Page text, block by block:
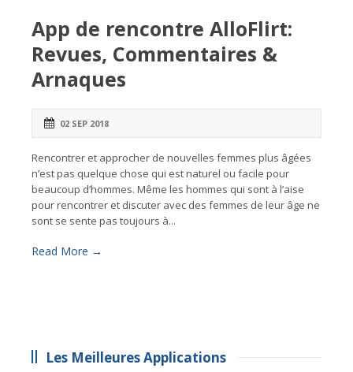
App de rencontre AlloFlirt:
Revues, Commentaires &
Arnaques
02 SEP 2018
Rencontrer et approcher de nouvelles femmes plus âgées
n’est pas quelque chose qui est naturel ou facile pour
beaucoup d’hommes. Même les hommes qui sont à l’aise
pour rencontrer et discuter avec des femmes de leur âge ne
sont se sente pas toujours à...
Read More →
Les Meilleures Applications